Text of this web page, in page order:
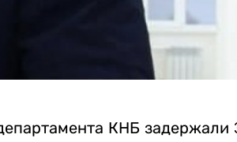
КНБ задержали